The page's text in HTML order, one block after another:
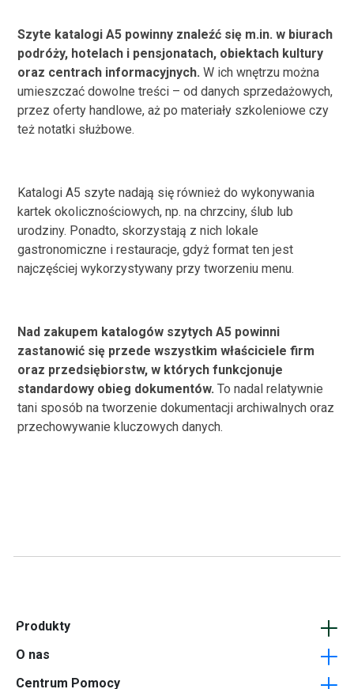
Szyte katalogi A5 powinny znaleźć się m.in. w biurach
podróży, hotelach i pensjonatach, obiektach kultury
oraz centrach informacyjnych. W ich wnętrzu można
umieszczać dowolne treści – od danych sprzedażowych,
przez oferty handlowe, aż po materiały szkoleniowe czy
też notatki służbowe.
Katalogi A5 szyte nadają się również do wykonywania
kartek okolicznościowych, np. na chrzciny, ślub lub
urodziny. Ponadto, skorzystają z nich lokale
gastronomiczne i restauracje, gdyż format ten jest
najczęściej wykorzystywany przy tworzeniu menu.
Nad zakupem katalogów szytych A5 powinni
zastanowić się przede wszystkim właściciele firm
oraz przedsiębiorstw, w których funkcjonuje
standardowy obieg dokumentów. To nadal relatywnie
tani sposób na tworzenie dokumentacji archiwalnych oraz
przechowywanie kluczowych danych.
Produkty
Opakowania - Pudełka
O nas
Centrum Pomocy